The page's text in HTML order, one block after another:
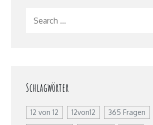
Schlagwörter
12 von 12 12von12 365 Fragen